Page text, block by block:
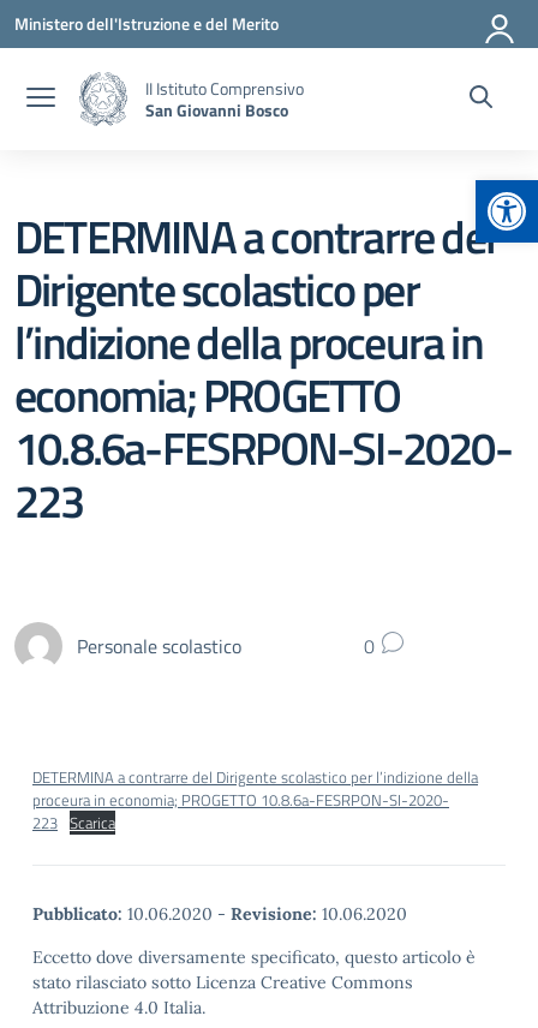
Vai ai contenuti
Vai al menu di navigazione
Vai al footer
Ministero dell'Istruzione e del Merito
II Istituto Comprensivo
San Giovanni Bosco
DETERMINA a contrarre del
Dirigente scolastico per
l’indizione della proceura in
economia; PROGETTO
10.8.6a-FESRPON-SI-2020-
223
Personale scolastico 0
DETERMINA a contrarre del Dirigente scolastico per l’indizione della
proceura in economia; PROGETTO 10.8.6a-FESRPON-SI-2020-
223 Scarica
Pubblicato: 10.06.2020 - Revisione: 10.06.2020
Eccetto dove diversamente specificato, questo articolo è
stato rilasciato sotto Licenza Creative Commons
Attribuzione 4.0 Italia.